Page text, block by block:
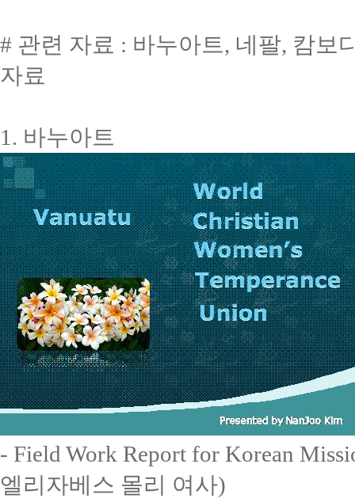
# 관련 자료 : 바누아트, 네팔, 캄보
자료
1. 바누아트
- Field Work Report for Korean
엘리자베스 몰리 여사)